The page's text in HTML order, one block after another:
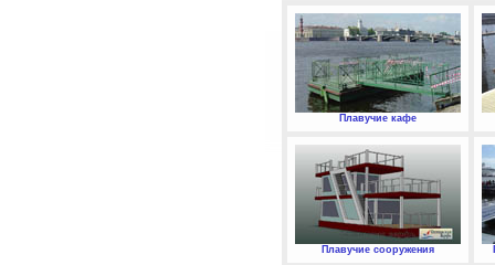
Плавучие кафе
Плавучие сооружения